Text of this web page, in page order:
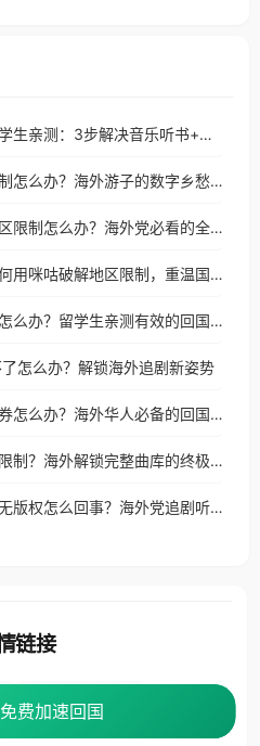
网易云海外能用吗？留学生亲测：3步解决音乐听书+银行视频地区限制
在菲律宾用探探地区限制怎么办？海外游子的数字乡愁与破局之道
在缅甸用海通证券有地区限制怎么办？海外党必看的全场景回国加速指南
海外追剧党的福音：如何用咪咕破解地区限制，重温国内精彩
海外看爱奇艺地区限制怎么办？留学生亲测有效的回国加速器选择指南
怎么办？解锁海外追剧新姿势
在意大利打不开海通证券怎么办？海外华人必备的回国加速指南（附2026世界杯观赛秘籍）
酷狗音乐怎么关闭地区限制？海外解锁完整曲库的终极指南
酷我畅听所在地区暂时无版权怎么回事？海外党追剧听歌的破局指南
费加速回国
费加速回国
链接